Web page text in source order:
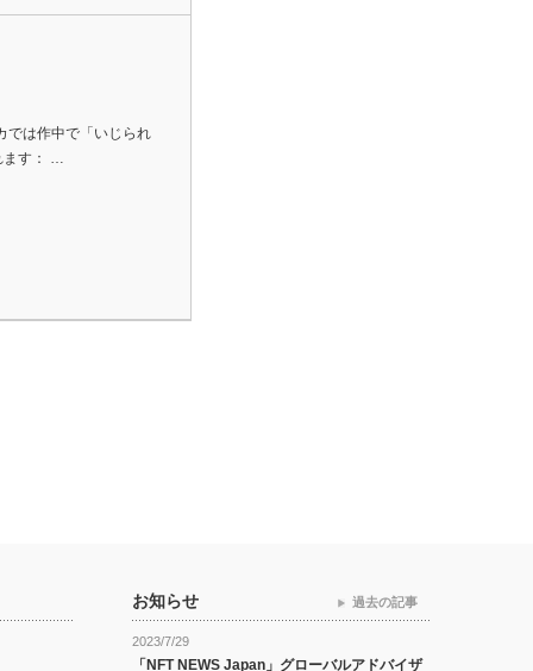
では作中で「いじられ
ます： …
お知らせ
2023/7/29
「NFT NEWS Japan」グローバルアドバイザ
過去の記事